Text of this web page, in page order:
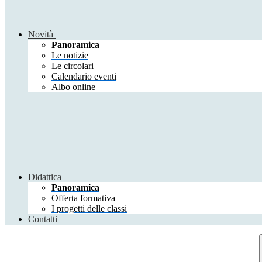
Novità
Panoramica
Le notizie
Le circolari
Calendario eventi
Albo online
Didattica
Panoramica
Offerta formativa
I progetti delle classi
Contatti